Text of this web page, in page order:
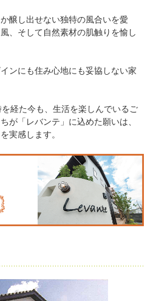
醸し出せない独特の風合いを愛
、そして自然素材の肌触りを愉し
ンにも住み心地にも妥協しない家
経た今も、生活を楽しんでいるご
が「レバンテ」に込めた願いは、
実感します。